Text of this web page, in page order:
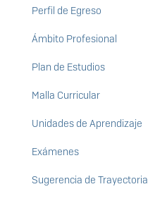
Perfil de Egreso
Ámbito Profesional
Plan de Estudios
Malla Curricular
Unidades de Aprendizaje
Exámenes
Sugerencia de Trayectoria